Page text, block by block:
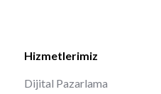
Hizmetlerimiz
Dijital Pazarlama